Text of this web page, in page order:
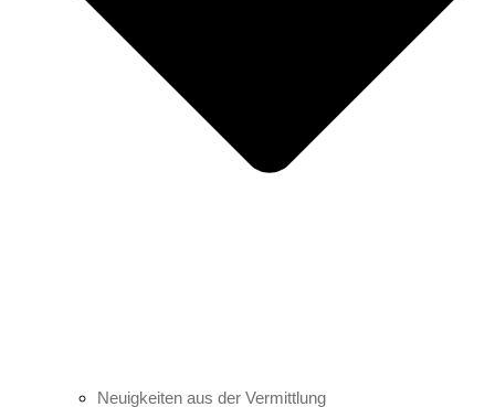
Neuigkeiten aus der Vermittlung